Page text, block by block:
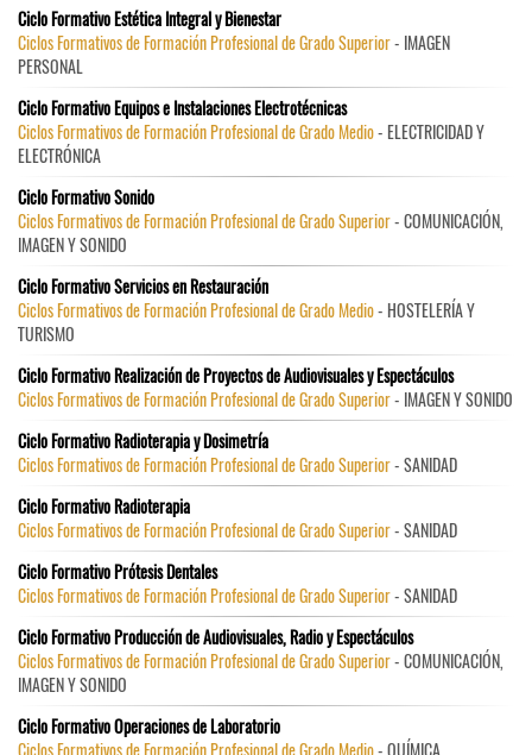
Ciclo Formativo Estética Integral y Bienestar
Ciclos Formativos de Formación Profesional de Grado Superior- IMAGEN
PERSONAL
Ciclo Formativo Equipos e Instalaciones Electrotécnicas
Ciclos Formativos de Formación Profesional de Grado Medio- ELECTRICIDAD Y
ELECTRÓNICA
Ciclo Formativo Sonido
Ciclos Formativos de Formación Profesional de Grado Superior- COMUNICACIÓN,
IMAGEN Y SONIDO
Ciclo Formativo Servicios en Restauración
Ciclos Formativos de Formación Profesional de Grado Medio- HOSTELERÍA Y
TURISMO
Ciclo Formativo Realización de Proyectos de Audiovisuales y Espectáculos
Ciclos Formativos de Formación Profesional de Grado Superior- IMAGEN Y SONIDO
Ciclo Formativo Radioterapia y Dosimetría
Ciclos Formativos de Formación Profesional de Grado Superior- SANIDAD
Ciclo Formativo Radioterapia
Ciclos Formativos de Formación Profesional de Grado Superior- SANIDAD
Ciclo Formativo Prótesis Dentales
Ciclos Formativos de Formación Profesional de Grado Superior- SANIDAD
Ciclo Formativo Producción de Audiovisuales, Radio y Espectáculos
Ciclos Formativos de Formación Profesional de Grado Superior- COMUNICACIÓN,
IMAGEN Y SONIDO
Ciclo Formativo Operaciones de Laboratorio